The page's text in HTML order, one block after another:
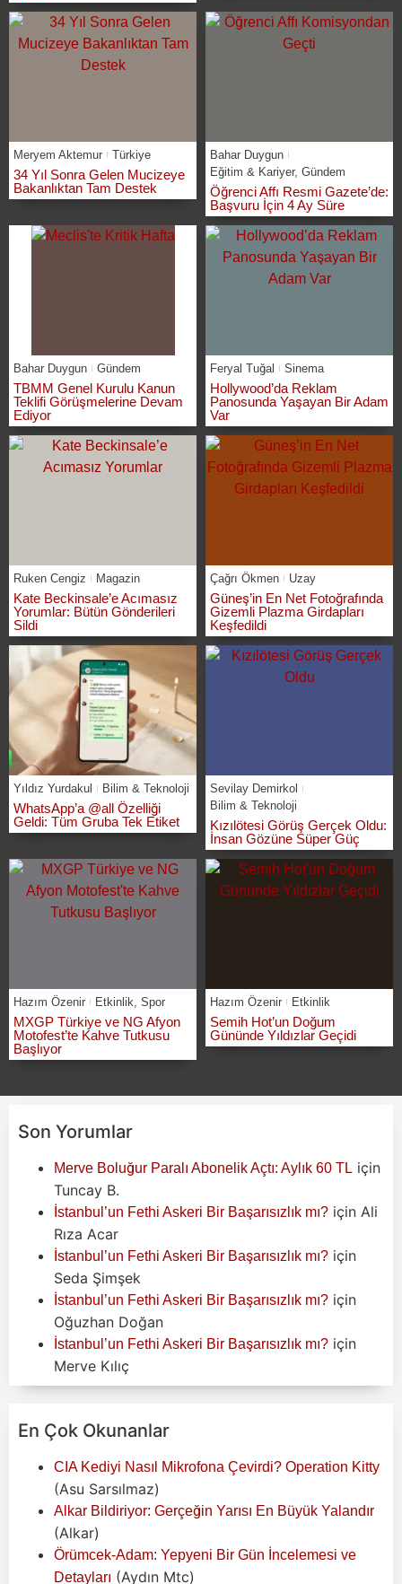
Meryem Aktemur Türkiye
34 Yıl Sonra Gelen Mucizeye
Bakanlıktan Tam Destek
Bahar Duygun
Eğitim & Kariyer, Gündem
Öğrenci Affı Resmi Gazete’de:
Başvuru İçin 4 Ay Süre
Bahar Duygun Gündem
TBMM Genel Kurulu Kanun
Teklifi Görüşmelerine Devam
Ediyor
Feryal Tuğal Sinema
Hollywood’da Reklam
Panosunda Yaşayan Bir Adam
Var
Ruken Cengiz Magazin
Kate Beckinsale’e Acımasız
Yorumlar: Bütün Gönderileri
Sildi
Çağrı Ökmen Uzay
Güneş’in En Net Fotoğrafında
Gizemli Plazma Girdapları
Keşfedildi
Yıldız Yurdakul Bilim & Teknoloji
WhatsApp’a @all Özelliği
Geldi: Tüm Gruba Tek Etiket
Sevilay Demirkol
Bilim & Teknoloji
Kızılötesi Görüş Gerçek Oldu:
İnsan Gözüne Süper Güç
Hazım Özenir Etkinlik Spor
MXGP Türkiye ve NG Afyon
Motofest’te Kahve Tutkusu
Başlıyor
Hazım Özenir Etkinlik
Semih Hot’un Doğum
Gününde Yıldızlar Geçidi
Son Yorumlar
Merve Boluğur Paralı Abonelik Açtı: Aylık 60 TL için
Tuncay B.
İstanbul’un Fethi Askeri Bir Başarısızlık mı? için Ali
Rıza Acar
İstanbul’un Fethi Askeri Bir Başarısızlık mı? için
Seda Şimşek
İstanbul’un Fethi Askeri Bir Başarısızlık mı? için
Oğuzhan Doğan
İstanbul’un Fethi Askeri Bir Başarısızlık mı? için
Merve Kılıç
En Çok Okunanlar
CIA Kediyi Nasıl Mikrofona Çevirdi? Operation Kitty
(Asu Sarsılmaz)
Alkar Bildiriyor: Gerçeğin Yarısı En Büyük Yalandır
(Alkar)
Örümcek-Adam: Yepyeni Bir Gün İncelemesi ve
Detayları (Aydın Mtc)